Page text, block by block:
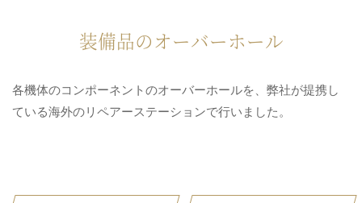
装備品のオーバーホール
各機体のコンポーネントのオーバーホールを、弊社が提携し
ている海外のリペアーステーションで行いました。